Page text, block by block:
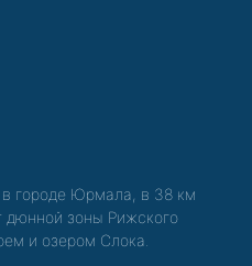
в городе Юрмала, в 38 км
дюнной зоны Рижского
и озером Слока.